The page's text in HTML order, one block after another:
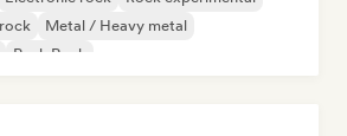
Metal / Heavy metal
Punk Rock